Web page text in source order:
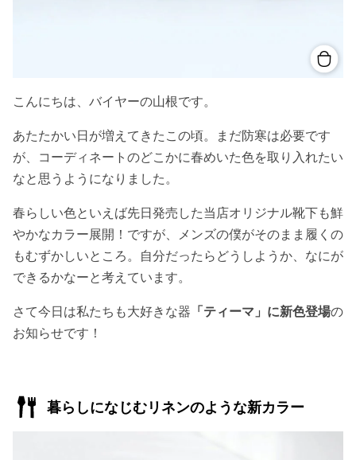
こんにちは、バイヤーの山根です。
あたたかい日が増えてきたこの頃。まだ防寒は必要です
が、コーディネートのどこかに春めいた色を取り入れたい
なと思うようになりました。
春らしい色といえば先日発売した当店オリジナル靴下も鮮
やかなカラー展開！ですが、メンズの僕がそのまま履くの
もむずかしいところ。自分だったらどうしようか、なにが
できるかなーと考えています。
さて今日は私たちも大好きな器 「ティーマ」に新色登場の
お知らせです！
暮らしになじむリネンのような新カラー